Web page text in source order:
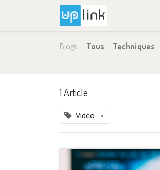
Blogs: Tous Techniques
1 Article
Vidéo ×